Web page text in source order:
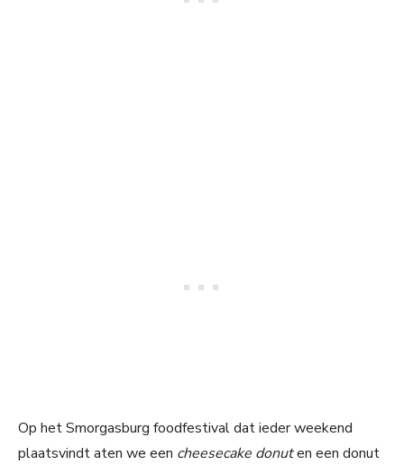
Op het Smorgasburg foodfestival dat ieder weekend
plaatsvindt aten we een cheesecake donuten een donut